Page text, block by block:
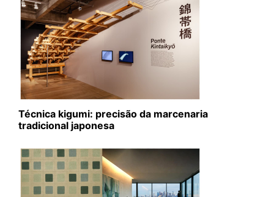
Técnica kigumi: precisão da marcenaria
tradicional japonesa